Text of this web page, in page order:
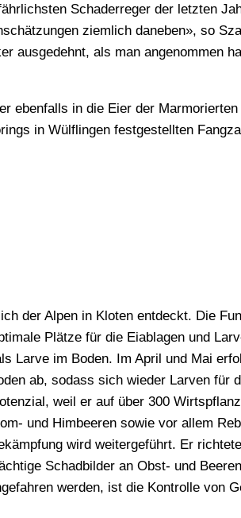
Schaderreger der letzten
ziemlich daneben», so
ausgedehnt, als man angenommen
ebenfalls in die Eier der Marmorierten
in Wülflingen festgestellten
der Alpen in Kloten entdeckt. Die
Plätze für die Eiablagen und
Larve im Boden. Im April und Mai
ab, sodass sich wieder Larven für
weil er auf über 300
und Himbeeren sowie vor allem
wird weitergeführt. Er
Schadbilder an Obst- und
werden, ist die Kontrolle von